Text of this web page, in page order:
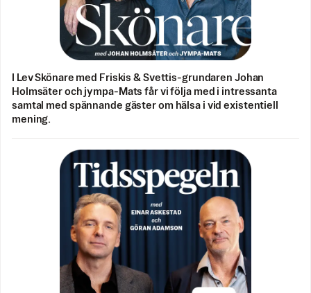
I Lev Skönare med Friskis & Svettis-grundaren Johan
Holmsäter och jympa-Mats får vi följa med i intressanta
samtal med spännande gäster om hälsa i vid existentiell
mening.